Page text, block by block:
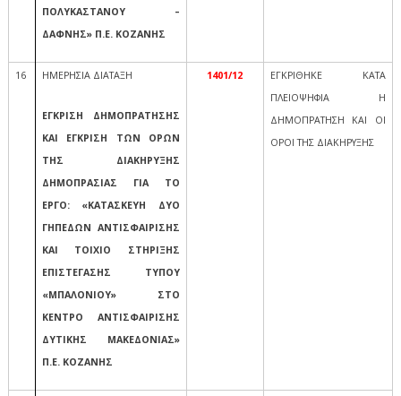
ΠΟΛΥΚΑΣΤΑΝΟΥ –
ΔΑΦΝΗΣ» Π.Ε. ΚΟΖΑΝΗΣ
16 ΗΜΕΡΗΣΙΑ ΔΙΑΤΑΞΗ
ΕΓΚΡΙΣΗ ΔΗΜΟΠΡΑΤΗΣΗΣ
ΚΑΙ ΕΓΚΡΙΣΗ ΤΩΝ ΟΡΩΝ
ΤΗΣ ΔΙΑΚΗΡΥΞΗΣ
ΔΗΜΟΠΡΑΣΙΑΣ ΓΙΑ ΤΟ
ΕΡΓΟ: «ΚΑΤΑΣΚΕΥΗ ΔΥΟ
ΓΗΠΕΔΩΝ ΑΝΤΙΣΦΑΙΡΙΣΗΣ
ΚΑΙ ΤΟΙΧΙΟ ΣΤΗΡΙΞΗΣ
ΕΠΙΣΤΕΓΑΣΗΣ ΤΥΠΟΥ
«ΜΠΑΛΟΝΙΟΥ» ΣΤΟ
ΚΕΝΤΡΟ ΑΝΤΙΣΦΑΙΡΙΣΗΣ
ΔΥΤΙΚΗΣ ΜΑΚΕΔΟΝΙΑΣ»
Π.Ε. ΚΟΖΑΝΗΣ
1401/12
ΕΓΚΡΙΘΗΚΕ ΚΑΤΑ
ΠΛΕΙΟΨΗΦΙΑ Η
ΔΗΜΟΠΡΑΤΗΣΗ ΚΑΙ ΟΙ
ΟΡΟΙ ΤΗΣ ΔΙΑΚΗΡΥΞΗΣ